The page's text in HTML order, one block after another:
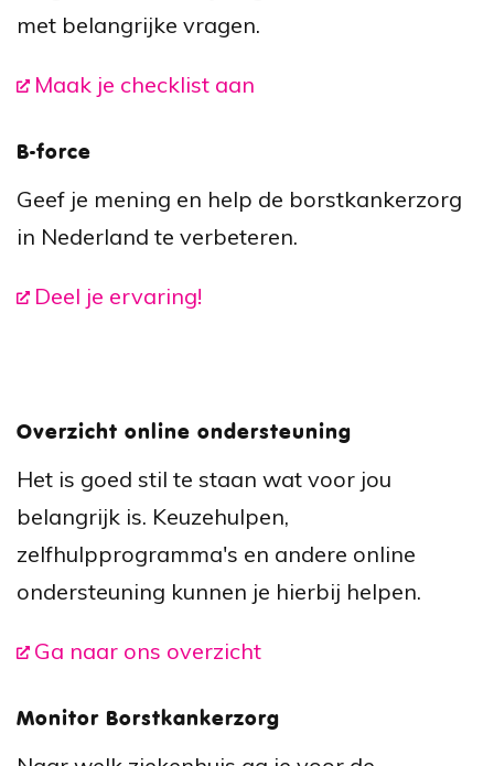
met belangrijke vragen.
Maak je checklist aan
B-force
Geef je mening en help de borstkankerzorg
in Nederland te verbeteren.
Deel je ervaring!
Overzicht online ondersteuning
Het is goed stil te staan wat voor jou
belangrijk is. Keuzehulpen,
zelfhulpprogramma's en andere online
ondersteuning kunnen je hierbij helpen.
Ga naar ons overzicht
Monitor Borstkankerzorg